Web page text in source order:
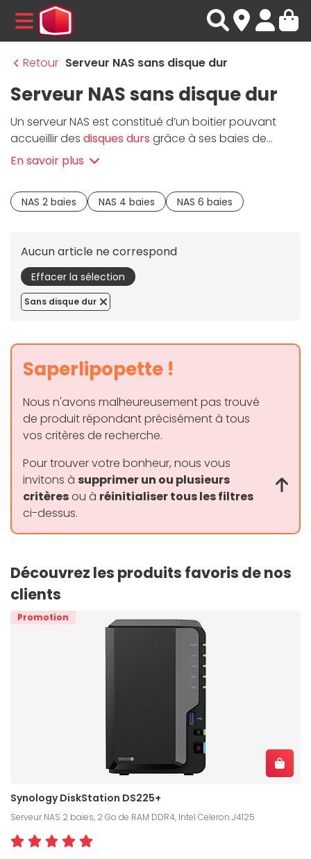
MENU
Retour Serveur NAS sans disque dur
Serveur NAS sans disque dur
Un serveur NAS est constitué d’un boitier pouvant
accueillir des disques durs grâce à ses baies de
stockage, et relié au réseau de votre domicile ou à
votre réseau professionnel (LAN). Dans cette rubrique,
Materiel.net propose le meilleur duserveur NAS
disque dur. Attention cependant à choisir des
etSynologyet lesNAS Asustor.
En savoir plus
NAS 2 baies NAS 4 baies NAS 6 baies
Aucun article ne correspond
Effacer la sélection
Sans disque dur
Saperlipopette !
Nous n'avons malheureusement pas trouvé
de produit répondant précisément à tous
vos critères de recherche.
Pour trouver votre bonheur, nous vous
invitons à supprimer un ou plusieurs
critèresou à réinitialiser tous les filtres
ci-dessus.
Découvrez les produits favoris de nos
clients
Promotion
Synology DiskStation DS225+
Serveur NAS 2 baies, 2 Go de RAM DDR4, Intel Celeron J4125